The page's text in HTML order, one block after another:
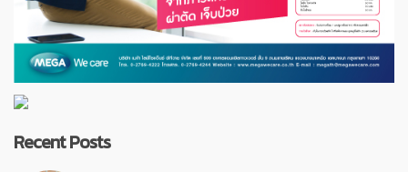
Recent Posts